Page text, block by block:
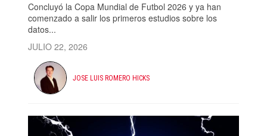
Concluyó la Copa Mundial de Futbol 2026 y ya han
comenzado a salir los primeros estudios sobre los
datos...
JULIO 22, 2026
JOSE LUIS ROMERO HICKS